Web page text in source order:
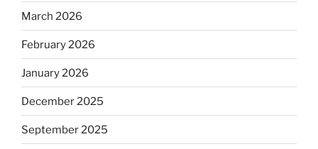
March 2026
February 2026
January 2026
December 2025
September 2025